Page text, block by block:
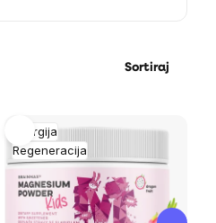
Sortiraj
Energija
Regeneracija